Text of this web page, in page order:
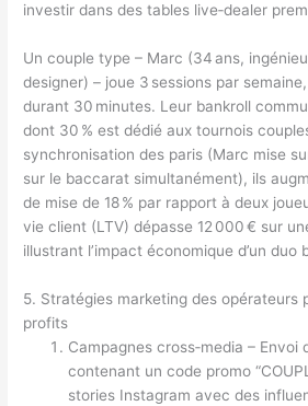
investir dans des tables live‑dealer
Un couple type – Marc (34 ans,
designer) – joue 3 sessions par
durant 30 minutes. Leur bankroll
dont 30 % est dédié aux tournois
synchronisation des paris (Marc mise
sur le baccarat simultanément), ils
de mise de 18 % par rapport à deux
vie client (LTV) dépasse 12 000 € sur
illustrant l’impact économique d’un duo
5. Stratégies marketing des opérateurs
profits
Campagnes cross‑media – Envoi
contenant un code promo
stories Instagram avec des